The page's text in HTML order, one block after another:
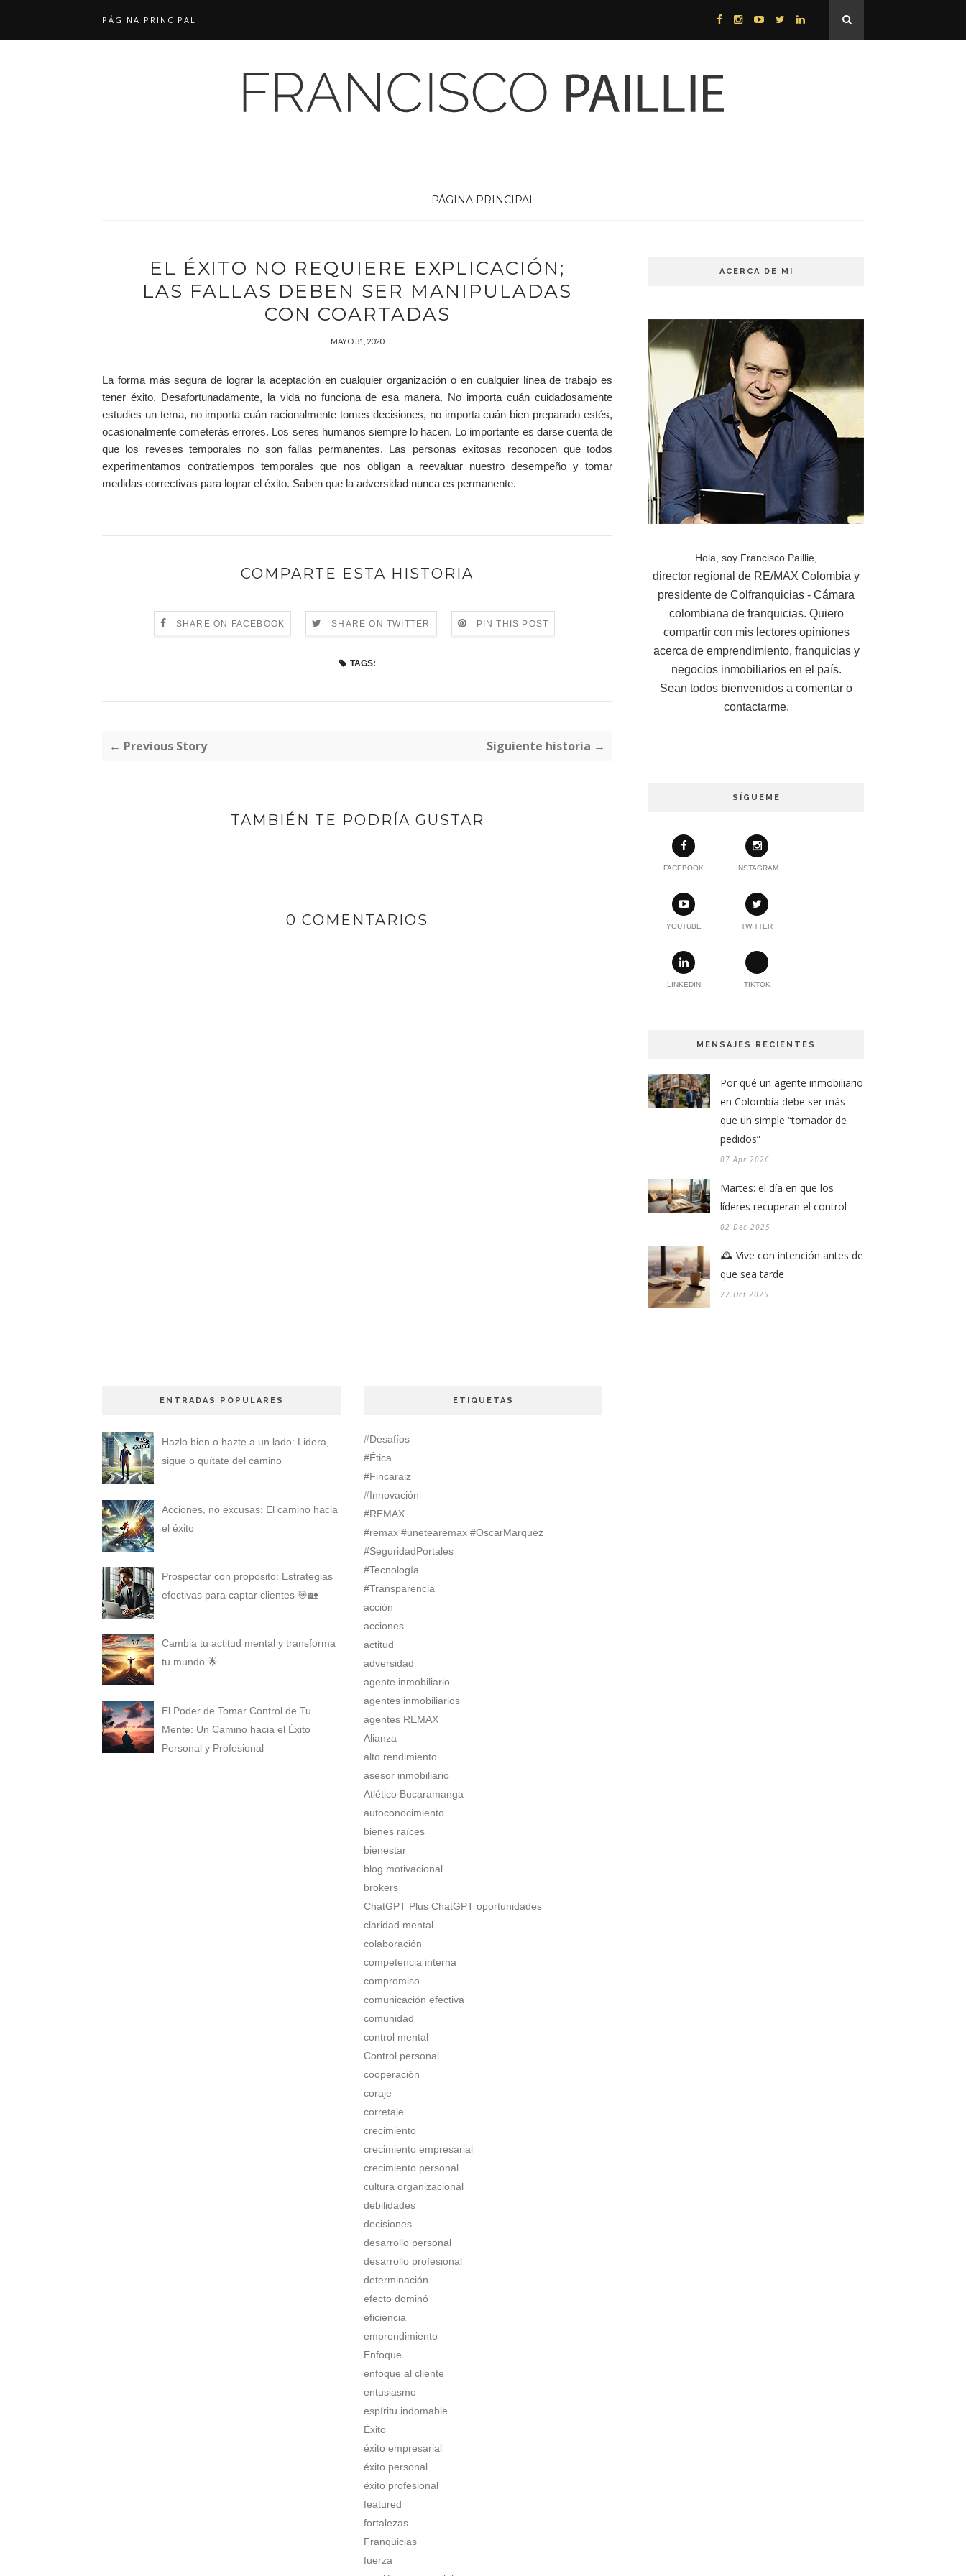
PÁGINA PRINCIPAL
PÁGINA PRINCIPAL
EL ÉXITO NO REQUIERE EXPLICACIÓN;
LAS FALLAS DEBEN SER MANIPULADAS
CON COARTADAS
MAYO 31, 2020
La forma más segura de lograr la aceptación en cualquier organización o en cualquier línea de trabajo es
tener éxito. Desafortunadamente, la vida no funciona de esa manera. No importa cuán cuidadosamente
estudies un tema, no importa cuán racionalmente tomes decisiones, no importa cuán bien preparado estés,
ocasionalmente cometerás errores. Los seres humanos siempre lo hacen. Lo importante es darse cuenta de
que los reveses temporales no son fallas permanentes. Las personas exitosas reconocen que todos
experimentamos contratiempos temporales que nos obligan a reevaluar nuestro desempeño y tomar
medidas correctivas para lograr el éxito. Saben que la adversidad nunca es permanente.
COMPARTE ESTA HISTORIA
SHARE ON FACEBOOK SHARE ON TWITTER PIN THIS POST
TAGS:
← Previous Story Siguiente historia →
TAMBIÉN TE PODRÍA GUSTAR
0 COMENTARIOS
ACERCA DE MI
Hola, soy Francisco Paillie,
director regional de RE/MAX Colombia y
presidente de Colfranquicias - Cámara
colombiana de franquicias. Quiero
compartir con mis lectores opiniones
acerca de emprendimiento, franquicias y
negocios inmobiliarios en el país.
Sean todos bienvenidos a comentar o
contactarme.
SÍGUEME
FACEBOOK INSTAGRAM
YOUTUBE TWITTER
LINKEDIN TIKTOK
MENSAJES RECIENTES
Por qué un agente inmobiliario
en Colombia debe ser más
que un simple “tomador de
pedidos”
07 Apr 2026
Martes: el día en que los
líderes recuperan el control
02 Dec 2025
🕰️ Vive con intención antes de
que sea tarde
22 Oct 2025
ENTRADAS POPULARES
Hazlo bien o hazte a un lado: Lidera,
sigue o quítate del camino
Acciones, no excusas: El camino hacia
el éxito
Prospectar con propósito: Estrategias
efectivas para captar clientes 🎯🏡
Cambia tu actitud mental y transforma
tu mundo 🌟
El Poder de Tomar Control de Tu
Mente: Un Camino hacia el Éxito
Personal y Profesional
ETIQUETAS
#Desafíos
#Ética
#Fincaraiz
#Innovación
#REMAX
#remax #unetearemax #OscarMarquez
#SeguridadPortales
#Tecnología
#Transparencia
acción
acciones
actitud
adversidad
agente inmobiliario
agentes inmobiliarios
agentes REMAX
Alianza
alto rendimiento
asesor inmobiliario
Atlético Bucaramanga
autoconocimiento
bienes raíces
bienestar
blog motivacional
brokers
ChatGPT Plus ChatGPT oportunidades
claridad mental
colaboración
competencia interna
compromiso
comunicación efectiva
comunidad
control mental
Control personal
cooperación
coraje
corretaje
crecimiento
crecimiento empresarial
crecimiento personal
cultura organizacional
debilidades
decisiones
desarrollo personal
desarrollo profesional
determinación
efecto dominó
eficiencia
emprendimiento
Enfoque
enfoque al cliente
entusiasmo
espíritu indomable
Éxito
éxito empresarial
éxito personal
éxito profesional
featured
fortalezas
Franquicias
fuerza